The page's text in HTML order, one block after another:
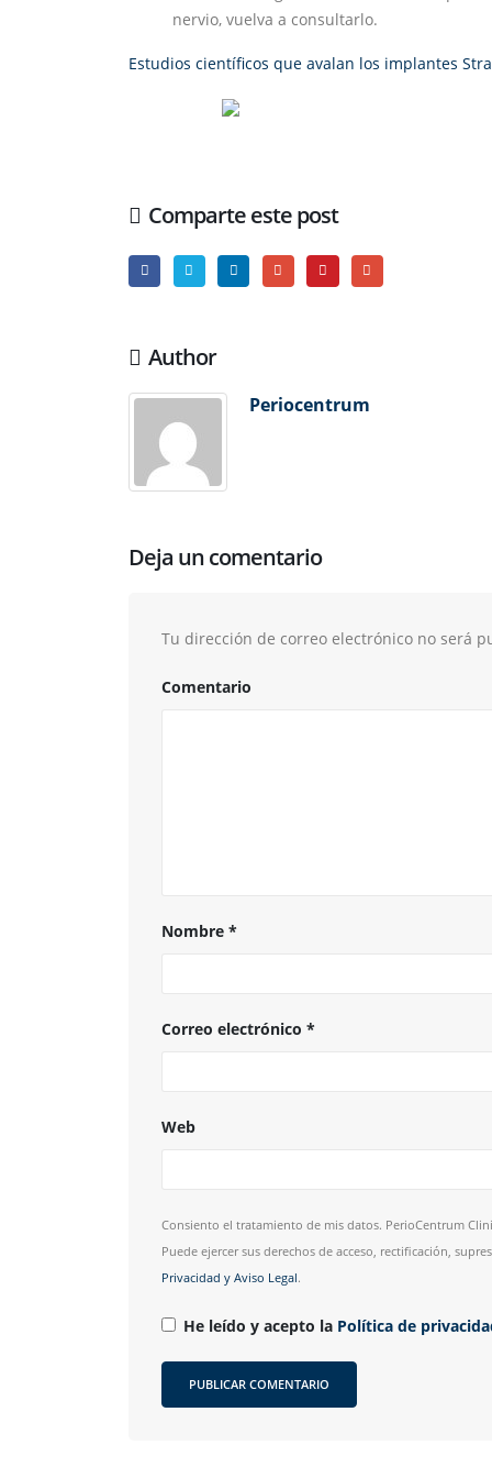
nervio, vuelva a consultarlo.
Estudios científicos que avalan los implantes
Comparte este post
Author
Periocentrum
Deja un comentario
Tu dirección de correo electrónico no será
Comentario
Nombre *
Correo electrónico *
Web
Consiento el tratamiento de mis datos. PerioCentrum
Puede ejercer sus derechos de acceso, rectificación,
Privacidad y Aviso Legal.
He leído y acepto la Política de